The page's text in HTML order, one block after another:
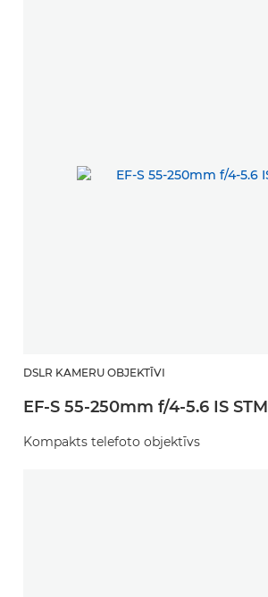
DSLR KAMERU OBJEKTĪVI
EF-S 55-250mm f/4-5.6 IS STM
Kompakts telefoto objektīvs